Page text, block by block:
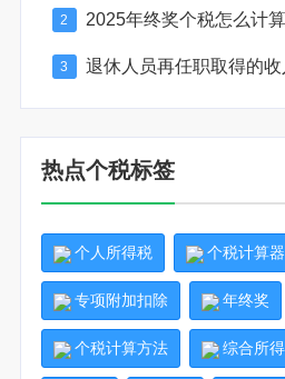
2 2025年终奖个税怎么计
3
热点个税标签
个人所得税 个税计算器
专项附加扣除 年终奖
个税计算方法 综合所得